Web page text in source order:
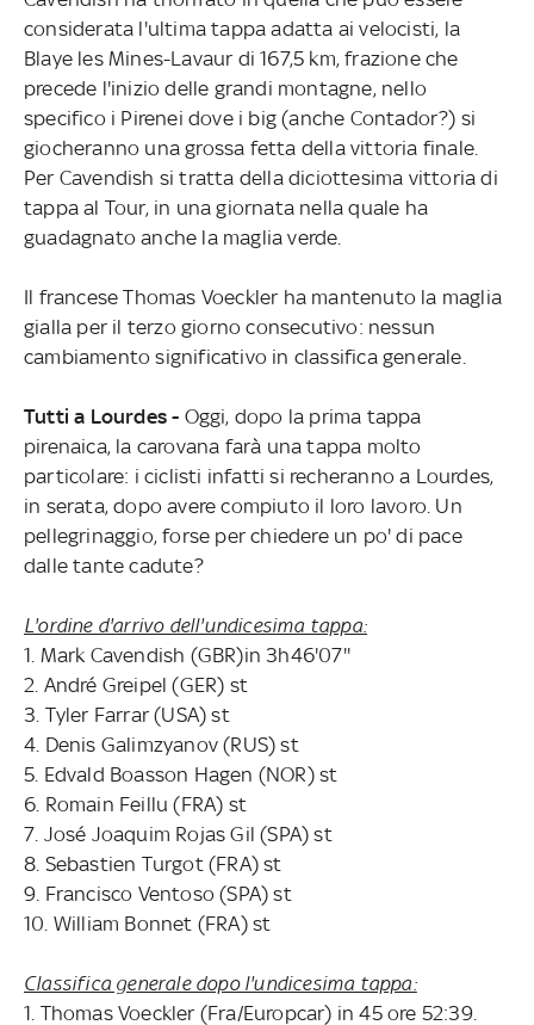
considerata l'ultima tappa adatta ai velocisti, la
Blaye les Mines-Lavaur di 167,5 km, frazione che
precede l'inizio delle grandi montagne, nello
specifico i Pirenei dove i big (anche Contador?) si
giocheranno una grossa fetta della vittoria finale.
Per Cavendish si tratta della diciottesima vittoria di
tappa al Tour, in una giornata nella quale ha
guadagnato anche la maglia verde.
Il francese Thomas Voeckler ha mantenuto la maglia
gialla per il terzo giorno consecutivo: nessun
cambiamento significativo in classifica generale.
Tutti a Lourdes - Oggi, dopo la prima tappa
pirenaica, la carovana farà una tappa molto
particolare: i ciclisti infatti si recheranno a Lourdes,
in serata, dopo avere compiuto il loro lavoro. Un
pellegrinaggio, forse per chiedere un po' di pace
dalle tante cadute?
L'ordine d'arrivo dell'undicesima tappa:
1. Mark Cavendish (GBR)in 3h46'07''
2. André Greipel (GER) st
3. Tyler Farrar (USA) st
4. Denis Galimzyanov (RUS) st
5. Edvald Boasson Hagen (NOR) st
6. Romain Feillu (FRA) st
7. José Joaquim Rojas Gil (SPA) st
8. Sebastien Turgot (FRA) st
9. Francisco Ventoso (SPA) st
10. William Bonnet (FRA) st
Classifica generale dopo l'undicesima tappa:
1. Thomas Voeckler (Fra/Europcar) in 45 ore 52:39.